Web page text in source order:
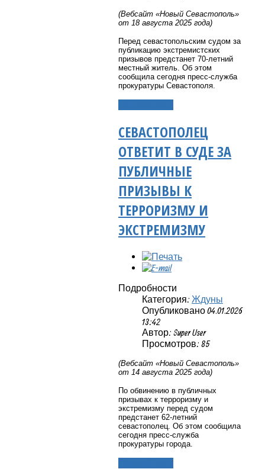
(Вебсайт «Новый Севастополь»
от 18 августа 2025 года)
Перед севастопольским судом за
публикацию экстремистских
призывов предстанет 70-летний
местный житель. Об этом
сообщила сегодня пресс-служба
прокуратуры Севастополя.
СЕВАСТОПОЛЕЦ
ОТВЕТИТ В СУДЕ ЗА
ПУБЛИЧНЫЕ
ПРИЗЫВЫ К
ТЕРРОРИЗМУ И
ЭКСТРЕМИЗМУ
Подробности
Категория: Ждуны
Опубликовано 04.01.2026
13:42
Автор: Super User
Просмотров: 85
(Вебсайт «Новый Севастополь»
от 14 августа 2025 года)
По обвинению в публичных
призывах к терроризму и
экстремизму перед судом
предстанет 62-летний
севастополец. Об этом сообщила
сегодня пресс-служба
прокуратуры города.